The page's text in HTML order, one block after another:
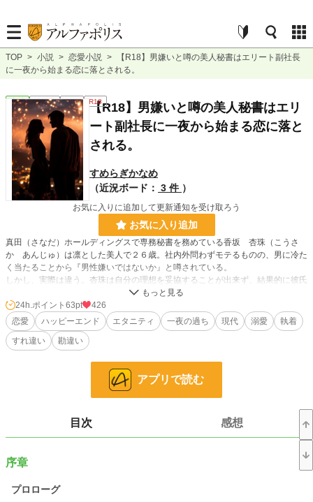
TOP > 小説 > 恋愛小説 >
【R18】男嫌いと噂の美人秘書はエリート副社長
に一夜から始まる恋に落とされる。
恋愛 連載中 長編 R18
【R18】男嫌いと噂の美人秘書はエリ
ート副社長に一夜から始まる恋に落と
される。
すめらぎかなめ
（近況ボード： 3 件 ）
お気に入りに追加して更新通知を受け取ろう
お気に入り追加
真田（さなだ）ホールディングスで専務秘書を務めている香坂 杏珠（こうさ
か あんじゅ）は凛とした美人で２６歳。社内外問わずモテるものの、男に冷た
く当たることから『男性嫌いではないか』と噂されている。
しかし、実際は違う。杏珠は自分の理想を妥協することが出来ず、結果的に彼氏
いない歴＝年齢を貫いている、いわば拗らせ女なのだ。
そんな杏珠はある日社長から副社長として本社に来てもらう甥っ子の専属秘書に
なってほしいと打診された。
渋々といった風に了承した杏珠。
挙句、気が付いたら二人でベッドにいて……。
しかも、過去についてしまった『とある嘘』が原因で、杏珠は危機に陥る。
後継者と名高いエリート副社長×凛とした美人秘書（拗らせ女）の身体から始ま
る現代ラブ。
24h.ポイント 63pt
426
恋愛
ハッピーエンド エタニティ 一夜の過ち 現代 溺愛
執着
すれ違い
勘違い
アプリで読む
目次 感想
序章
プロローグ